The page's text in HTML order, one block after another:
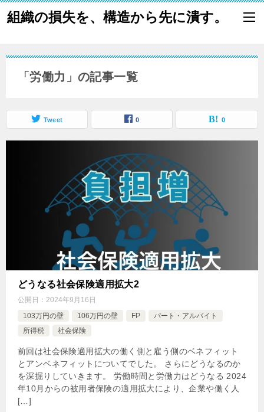
組織の損失を、構造から先に潰す。
「労働力」の記事一覧
Tweet 0 0
どうなる社会保険適用拡大2
公開日： 2024年9月16日
103万円の壁
106万円の壁 FP
パート・アルバイト
所得税
社会保険
前回は社会保険適用拡大の働く側と雇う側のベネフィット
とアンベネフィットについてでした。 さらにどうなるのか
を深掘りしていきます。 労働時間と労働力はどうなる 2024
年10月からの被用者保険の適用拡大により、企業や働く人
[…]